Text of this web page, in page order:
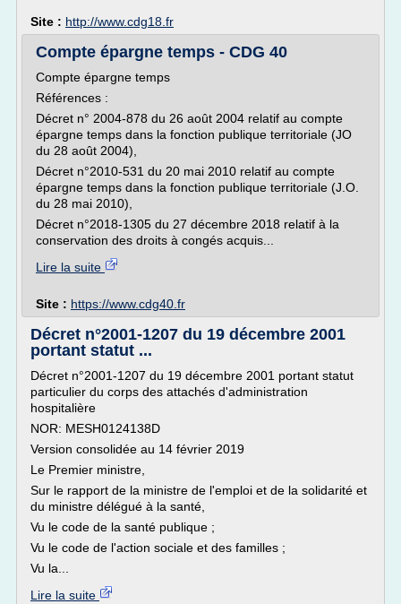
Site : http://www.cdg18.fr
Compte épargne temps - CDG 40
Compte épargne temps
Références :
Décret n° 2004-878 du 26 août 2004 relatif au compte
épargne temps dans la fonction publique territoriale (JO
du 28 août 2004),
Décret n°2010-531 du 20 mai 2010 relatif au compte
épargne temps dans la fonction publique territoriale (J.O.
du 28 mai 2010),
Décret n°2018-1305 du 27 décembre 2018 relatif à la
conservation des droits à congés acquis...
Lire la suite
Site : https://www.cdg40.fr
Décret n°2001-1207 du 19 décembre 2001
portant statut ...
Décret n°2001-1207 du 19 décembre 2001 portant statut
particulier du corps des attachés d'administration
hospitalière
NOR: MESH0124138D
Version consolidée au 14 février 2019
Le Premier ministre,
Sur le rapport de la ministre de l'emploi et de la solidarité et
du ministre délégué à la santé,
Vu le code de la santé publique ;
Vu le code de l'action sociale et des familles ;
Vu la...
Lire la suite